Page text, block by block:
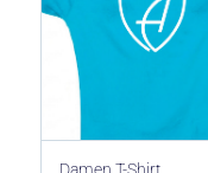
Damen T-Shirt